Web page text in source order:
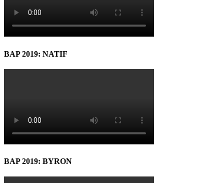
BAP 2019: NATIF
BAP 2019: BYRON